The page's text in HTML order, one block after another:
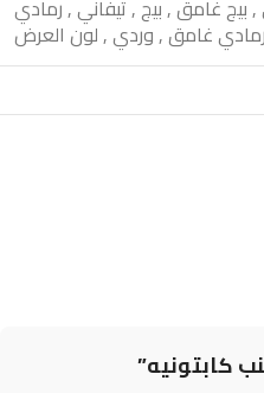
,بيج غامق,بيج ,تيفاني,رمادي
رمادي غامق,وردي,لون العرض
كابتونيه”